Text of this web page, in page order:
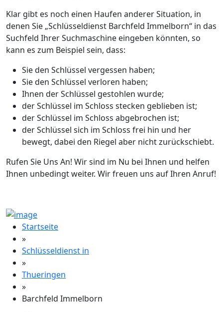
Klar gibt es noch einen Haufen anderer Situation, in
denen Sie „Schlüsseldienst Barchfeld Immelborn“ in das
Suchfeld Ihrer Suchmaschine eingeben könnten, so
kann es zum Beispiel sein, dass:
Sie den Schlüssel vergessen haben;
Sie den Schlüssel verloren haben;
Ihnen der Schlüssel gestohlen wurde;
der Schlüssel im Schloss stecken geblieben ist;
der Schlüssel im Schloss abgebrochen ist;
der Schlüssel sich im Schloss frei hin und her
bewegt, dabei den Riegel aber nicht zurückschiebt.
Rufen Sie Uns An! Wir sind im Nu bei Ihnen und helfen
Ihnen unbedingt weiter. Wir freuen uns auf Ihren Anruf!
Startseite
»
Schlüsseldienst in
»
Thueringen
»
Barchfeld Immelborn